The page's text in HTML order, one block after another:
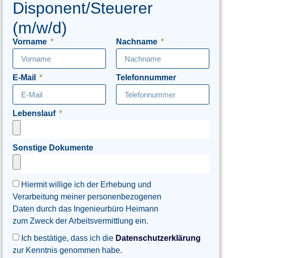
Disponent/Steuerer
(m/w/d)
Vorname Nachname
E-Mail Telefonnummer
Lebenslauf
Sonstige Dokumente
Hiermit willige ich der Erhebung und
Verarbeitung meiner personenbezogenen
Daten durch das Ingenieurbüro Heimann
zum Zweck der Arbeitsvermittlung ein.
Ich bestätige, dass ich die Datenschutzerklärung
zur Kenntnis genommen habe.